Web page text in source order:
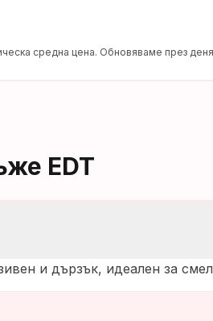
средна цена. Обновяваме през
EDT
и дързък, идеален за